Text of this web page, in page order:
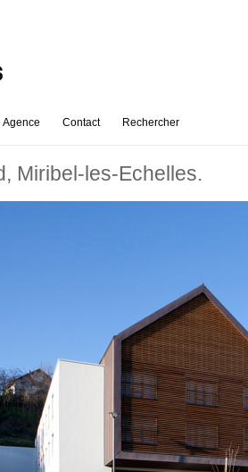
Agence Contact Rechercher
Miribel-les-Echelles.